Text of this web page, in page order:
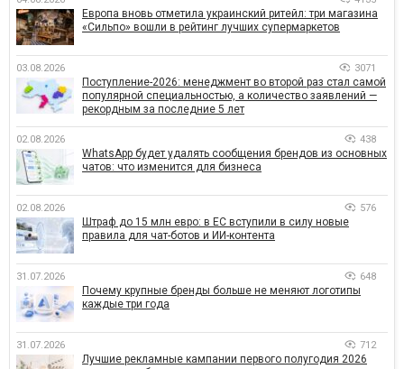
Европа вновь отметила украинский ритейл: три магазина
«Сильпо» вошли в рейтинг лучших супермаркетов
03.08.2026 3071
Поступление-2026: менеджмент во второй раз стал самой
популярной специальностью, а количество заявлений —
рекордным за последние 5 лет
02.08.2026 438
WhatsApp будет удалять сообщения брендов из основных
чатов: что изменится для бизнеса
02.08.2026 576
Штраф до 15 млн евро: в ЕС вступили в силу новые
правила для чат-ботов и ИИ-контента
31.07.2026 648
Почему крупные бренды больше не меняют логотипы
каждые три года
31.07.2026 712
Лучшие рекламные кампании первого полугодия 2026